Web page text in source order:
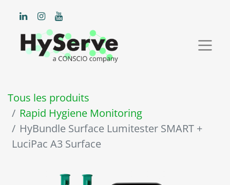
Tous les produits
Rapid Hygiene Monitoring
HyBundle Surface Lumitester SMART +
LuciPac A3 Surface